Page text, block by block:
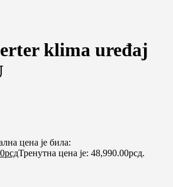
klima uređaj
цена је била:
рсдТренутна цена је: 48,990.00рсд.